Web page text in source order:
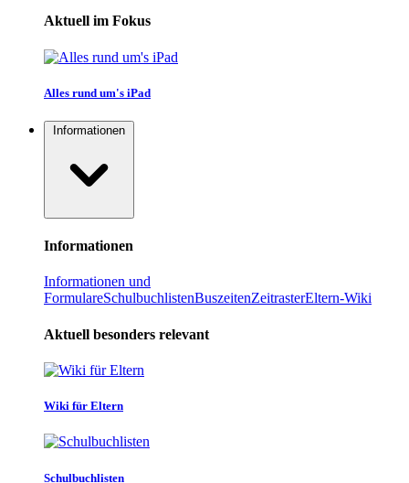
Aktuell im Fokus
Alles rund um's iPad
Informationen
Informationen
Informationen und
FormulareSchulbuchlistenBuszeitenZeitrasterEltern-Wiki
Aktuell besonders relevant
Wiki für Eltern
Schulbuchlisten